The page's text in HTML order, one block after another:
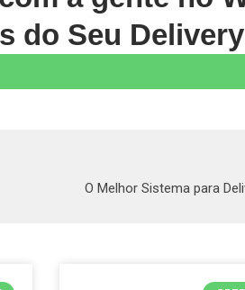
do Seu
O Melhor Sistema para